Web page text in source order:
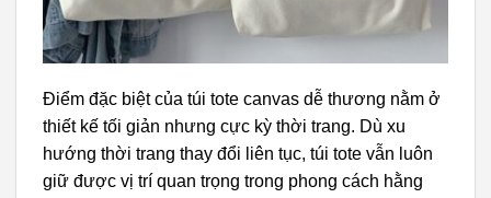
Điểm đặc biệt của túi tote canvas dễ thương nằm ở
thiết kế tối giản nhưng cực kỳ thời trang. Dù xu
hướng thời trang thay đổi liên tục, túi tote vẫn luôn
giữ được vị trí quan trọng trong phong cách hằng